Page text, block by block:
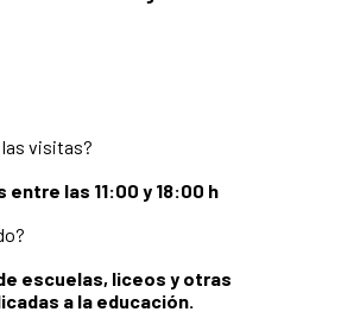
las visitas?
entre las 11:00 y 18:00 h
escuelas, liceos y otras
a la educación.